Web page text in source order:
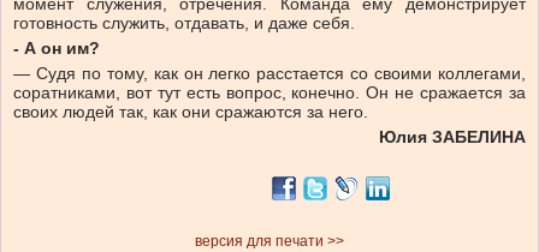
момент служения, отречения. Команда ему демонстрирует
готовность служить, отдавать, и даже себя.
- А он им?
— Судя по тому, как он легко расстается со своими коллегами,
соратниками, вот тут есть вопрос, конечно. Он не сражается за
своих людей так, как они сражаются за него.
Юлия ЗАБЕЛИНА
версия для печати >>